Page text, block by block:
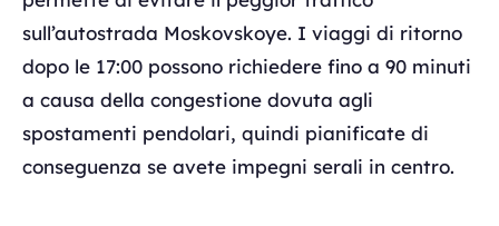
sull’autostrada Moskovskoye. I viaggi di ritorno
dopo le 17:00 possono richiedere fino a 90 minuti
a causa della congestione dovuta agli
spostamenti pendolari, quindi pianificate di
conseguenza se avete impegni serali in centro.